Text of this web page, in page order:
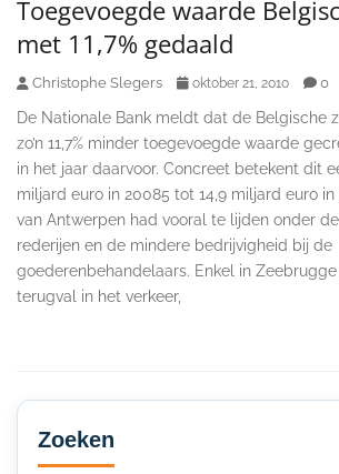
Toegevoegde waarde
met 11,7% gedaald
Christophe Slegers oktober 21, 2010 0
De Nationale Bank meldt dat de Belgische
zo’n 11,7% minder toegevoegde waarde
in het jaar daarvoor. Concreet betekent dit
miljard euro in 20085 tot 14,9 miljard euro in
van Antwerpen had vooral te lijden onder
rederijen en de mindere bedrijvigheid bij de
goederenbehandelaars. Enkel in
terugval in het verkeer,
Secondary
Sidebar
Zoeken